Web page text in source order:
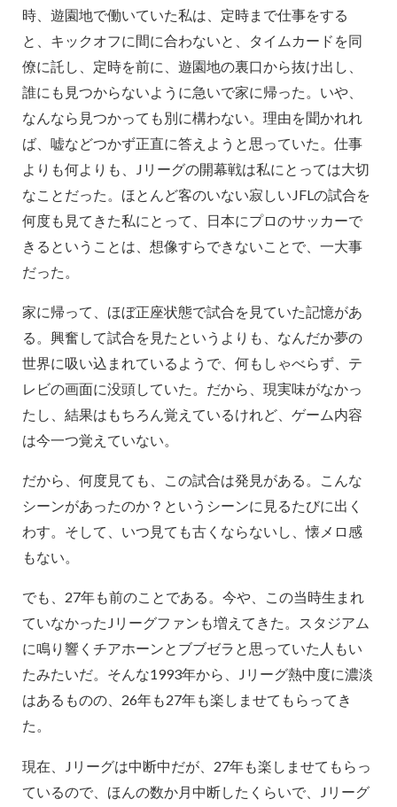
時、遊園地で働いていた私は、定時まで仕事をする
と、キックオフに間に合わないと、タイムカードを同
僚に託し、定時を前に、遊園地の裏口から抜け出し、
誰にも見つからないように急いで家に帰った。いや、
なんなら見つかっても別に構わない。理由を聞かれれ
ば、嘘などつかず正直に答えようと思っていた。仕事
よりも何よりも、Jリーグの開幕戦は私にとっては大切
なことだった。ほとんど客のいない寂しいJFLの試合を
何度も見てきた私にとって、日本にプロのサッカーで
きるということは、想像すらできないことで、一大事
だった。
家に帰って、ほぼ正座状態で試合を見ていた記憶があ
る。興奮して試合を見たというよりも、なんだか夢の
世界に吸い込まれているようで、何もしゃべらず、テ
レビの画面に没頭していた。だから、現実味がなかっ
たし、結果はもちろん覚えているけれど、ゲーム内容
は今一つ覚えていない。
だから、何度見ても、この試合は発見がある。こんな
シーンがあったのか？というシーンに見るたびに出く
わす。そして、いつ見ても古くならないし、懐メロ感
もない。
でも、27年も前のことである。今や、この当時生まれ
ていなかったJリーグファンも増えてきた。スタジアム
に鳴り響くチアホーンとブブゼラと思っていた人もい
たみたいだ。そんな1993年から、Jリーグ熱中度に濃淡
はあるものの、26年も27年も楽しませてもらってき
た。
現在、Jリーグは中断中だが、27年も楽しませてもらっ
ているので、ほんの数か月中断したくらいで、Jリーグ